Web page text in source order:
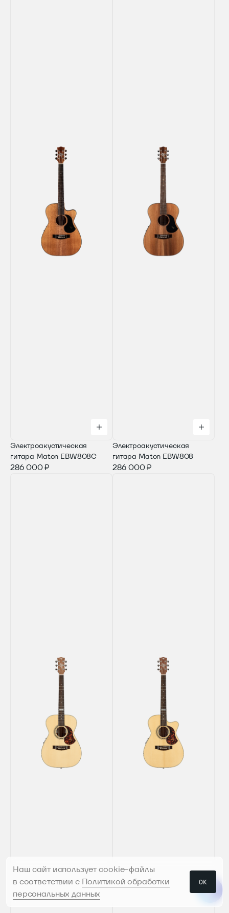
Электроакустическая
гитара Maton EBW808C
286 000 ₽
Электроакустическая
гитара Maton EBW808
286 000 ₽
Наш сайт использует cookie-файлы
в соответствии с Политикой обработки
персональных данных
ОК